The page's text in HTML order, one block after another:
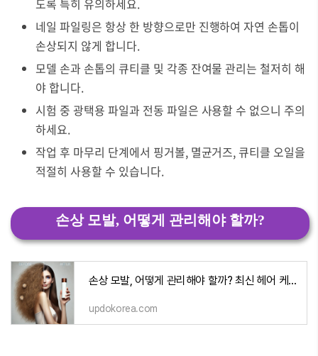
도록 특히 유의하세요.
네일 파일링은 항상 한 방향으로만 진행하여 자연 손톱이
손상되지 않게 합니다.
모델 손과 손톱의 큐티클 및 각종 잔여물 관리는 철저히 해
야 합니다.
시험 중 광택용 파일과 전동 파일은 사용할 수 없으니 주의
하세요.
작업 후 마무리 단계에서 핑거볼, 멸균거즈, 큐티클 오일을
적절히 사용할 수 있습니다.
손상 모발, 어떻게 관리해야 할까?
손상 모발, 어떻게 관리해야 할까? 최신 헤어 케어 꿀팁 총정리!
updokorea.com